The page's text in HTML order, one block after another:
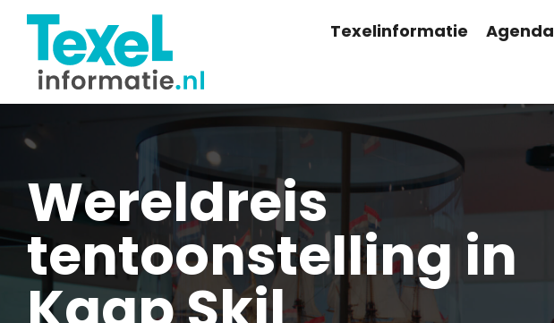
Texelinformatie Agenda
Wereldreis
tentoonstelling in